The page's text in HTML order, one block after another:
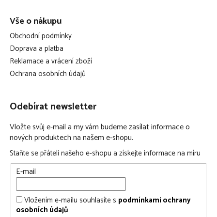
Vše o nákupu
Obchodní podmínky
Doprava a platba
Reklamace a vrácení zboží
Ochrana osobních údajů
Odebírat newsletter
Vložte svůj e-mail a my vám budeme zasílat informace o
nových produktech na našem e-shopu.
Staňte se přáteli našeho e-shopu a získejte informace na míru
E-mail
Vložením e-mailu souhlasíte s podmínkami ochrany
osobních údajů